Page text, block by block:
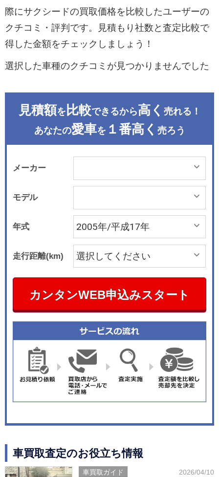
際にサクシードの買取価格を比較したユーザーの
クチコミ・評判です。見積もり社数と査定比較で
得した金額をチェックしましょう！
選択した車種のクチコミが見つかりませんでした
見積額を 比較できるから高く 売れる！
あなたの愛車を １番高く 売ろう
メーカー
モデル
年式
走行距離(km)
カンタンWEB申込みスタート
車買取査定のお役立ち情報
車買取ガイド 2026/04/10